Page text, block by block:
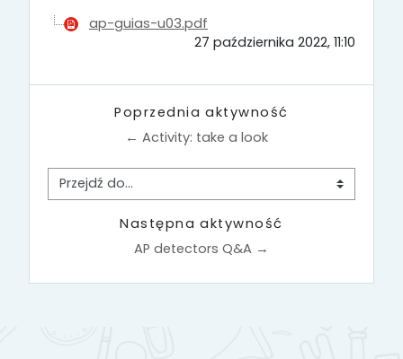
ap-guias-u03.pdf
27 października 2022, 11:10
Poprzednia aktywność
← Activity: take a look
Przejdź do...
Następna aktywność
AP detectors Q&A →